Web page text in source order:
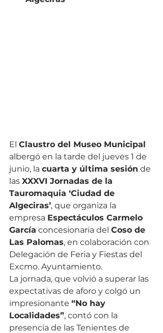
El Claustro del Museo Municipal
albergó en la tarde del jueves 1 de
junio, la cuarta y última sesión de
las XXXVI Jornadas de la
Tauromaquia ‘Ciudad de
Algeciras’, que organiza la
empresa Espectáculos Carmelo
García concesionaria del Coso de
Las Palomas, en colaboración con
Delegación de Feria y Fiestas del
Excmo. Ayuntamiento.
La jornada, que volvió a superar las
expectativas de aforo y colgó un
impresionante “No hay
Localidades”, contó con la
presencia de las Tenientes de